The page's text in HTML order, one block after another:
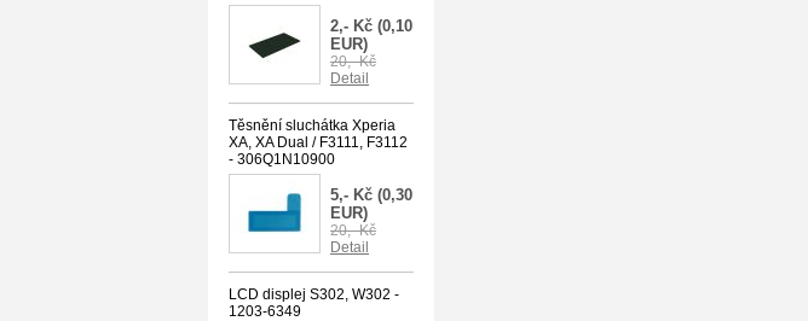
2,- Kč (0,10
EUR)
20,- Kč
Detail
Těsnění sluchátka Xperia
XA, XA Dual / F3111, F3112
- 306Q1N10900
5,- Kč (0,30
EUR)
20,- Kč
Detail
LCD displej S302, W302 -
1203-6349